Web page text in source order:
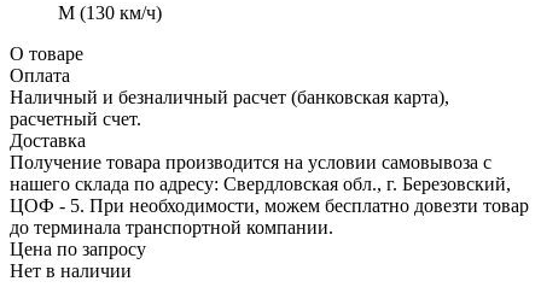
М (130 км/ч)
О товаре
Оплата
Наличный и безналичный расчет (банковская карта),
расчетный счет.
Доставка
Получение товара производится на условии самовывоза с
нашего склада по адресу: Свердловская обл., г. Березовский,
ЦОФ - 5. При необходимости, можем бесплатно довезти товар
до терминала транспортной компании.
Цена по запросу
Нет в наличии